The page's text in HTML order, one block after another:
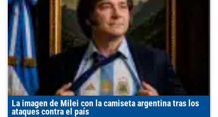
La imagen de Milei con la camiseta argentina tras los
ataques contra el país